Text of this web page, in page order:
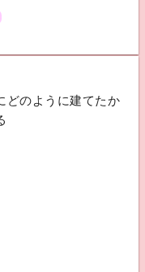
どのように建てたか